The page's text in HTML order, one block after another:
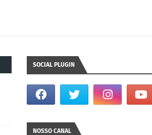
SOCIAL PLUGIN
NOSSO CANAL